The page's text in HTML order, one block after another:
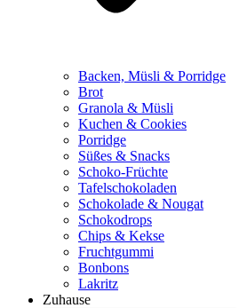
Backen, Müsli & Porridge
Brot
Granola & Müsli
Kuchen & Cookies
Porridge
Süßes & Snacks
Schoko-Früchte
Tafelschokoladen
Schokolade & Nougat
Schokodrops
Chips & Kekse
Fruchtgummi
Bonbons
Lakritz
Zuhause